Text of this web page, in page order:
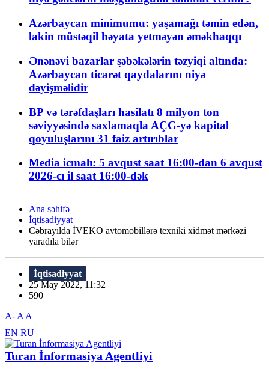
Azərbaycan minimumu: yaşamağı təmin edən,
lakin müstəqil həyata yetməyən əməkhaqqı
Ənənəvi bazarlar şəbəkələrin təzyiqi altında:
Azərbaycan ticarət qaydalarını niyə
dəyişməlidir
BP və tərəfdaşları hasilatı 8 milyon ton
səviyyəsində saxlamaqla AÇG-yə kapital
qoyuluşlarını 31 faiz artırıblar
Media icmalı: 5 avqust saat 16:00-dan 6 avqust
2026-cı il saat 16:00-dək
Ana səhifə
İqtisadiyyat
Cəbrayılda İVEKO avtomobillərə texniki xidmət mərkəzi
yaradıla bilər
İqtisadiyyat
25 May 2022, 11:32
590
A- A A+
EN RU
Turan İnformasiya Agentliyi